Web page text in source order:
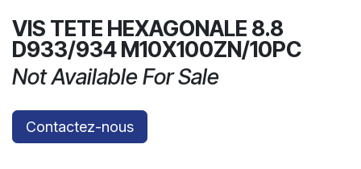
VIS TETE HEXAGONALE 8.8
D933/934 M10X100ZN/10PC
Not Available For Sale
Contactez-nous